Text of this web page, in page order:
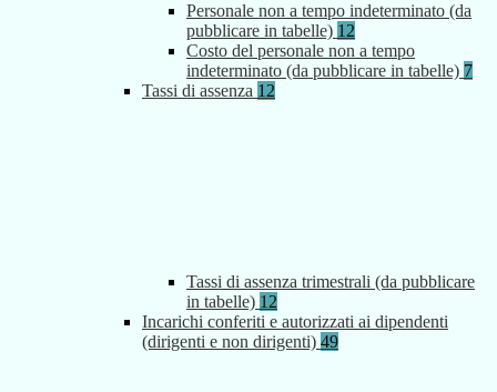
Personale non a tempo indeterminato (da
pubblicare in tabelle) 12
Costo del personale non a tempo
indeterminato (da pubblicare in tabelle) 7
Tassi di assenza 12
Tassi di assenza trimestrali (da pubblicare
in tabelle) 12
Incarichi conferiti e autorizzati ai dipendenti
(dirigenti e non dirigenti) 49